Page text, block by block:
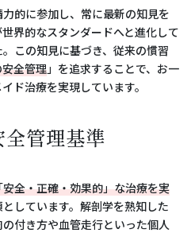
的に参加し、常に最新の知見を
界的なスタンダードへと進化して
この知見に基づき、従来の慣習
全管理」を追求することで、お一
ド治療を実現しています。
管理基準
全・正確・効果的」な治療を実
しています。解剖学を熟知した
付き方や血管走行といった個人